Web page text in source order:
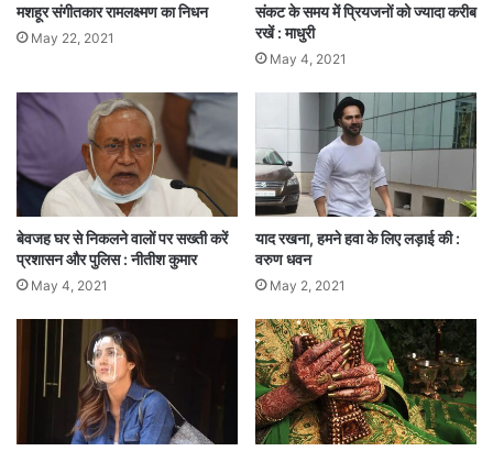
मशहूर संगीतकार रामलक्ष्मण का निधन
May 22, 2021
संकट के समय में प्रियजनों को ज्यादा करीब
रखें : माधुरी
May 4, 2021
बेवजह घर से निकलने वालों पर सख्ती करें
प्रशासन और पुलिस : नीतीश कुमार
May 4, 2021
याद रखना, हमने हवा के लिए लड़ाई की :
वरुण धवन
May 2, 2021